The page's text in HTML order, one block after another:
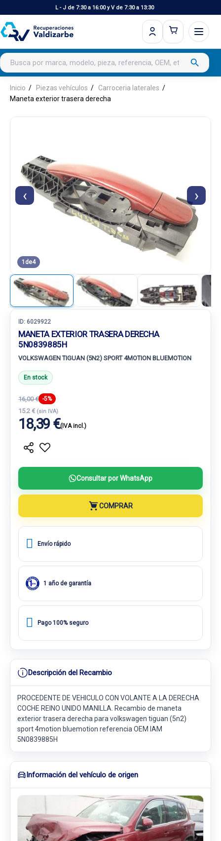
L - J de 7:30 a 16:00 y V de 7:30 a 13:30
Buscar productos search
Inicio Piezas vehículos
Carroceria laterales
Maneta exterior trasera derecha
‹ ›
1 de4
ID: 6029922
MANETA EXTERIOR TRASERA DERECHA
5N0839885H
VOLKSWAGEN TIGUAN (5N2) SPORT 4MOTION BLUEMOTION
En stock
16,00 € -5%
15.2 € (sin IVA)
18,39 €(IVA incl.)
Consultar por WhatsApp
COMPRAR
Envío rápido
1 año de garantía
Pago 100% seguro
Descripción del Recambio
PROCEDENTE DE VEHICULO CON VOLANTE A LA DERECHA
COCHE REINO UNIDO MANILLA. Recambio de maneta
exterior trasera derecha para volkswagen tiguan (5n2)
sport 4motion bluemotion referencia OEM IAM
5N0839885H
Información del vehículo de origen